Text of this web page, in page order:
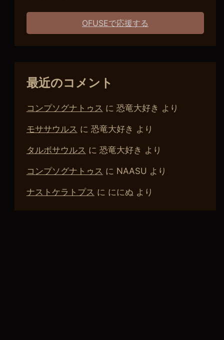
OFUSEで応援する
最近のコメント
コンプソグナトゥス に 恐竜大好き より
モササウルス に 恐竜大好き より
タルボサウルス に 恐竜大好き より
コンプソグナトゥス に NAASU より
ナストケラトプス に ににぬ より